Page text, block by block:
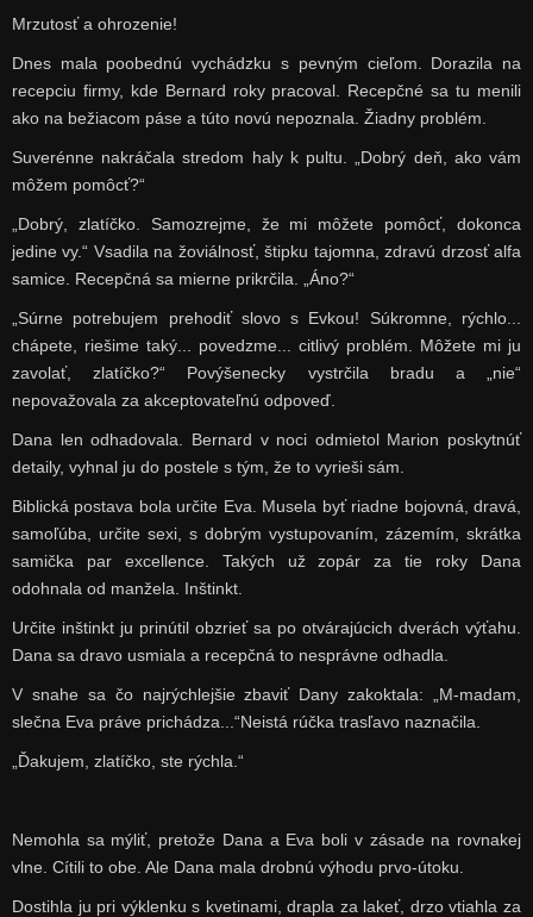
Mrzutosť a ohrozenie!
Dnes mala poobednú vychádzku s pevným cieľom. Dorazila na
recepciu firmy, kde Bernard roky pracoval. Recepčné sa tu menili
ako na bežiacom páse a túto novú nepoznala. Žiadny problém.
Suverénne nakráčala stredom haly k pultu. „Dobrý deň, ako vám
môžem pomôcť?“
„Dobrý, zlatíčko. Samozrejme, že mi môžete pomôcť, dokonca
jedine vy.“ Vsadila na žoviálnosť, štipku tajomna, zdravú drzosť alfa
samice. Recepčná sa mierne prikrčila. „Áno?“
„Súrne potrebujem prehodiť slovo s Evkou! Súkromne, rýchlo...
chápete, riešime taký... povedzme... citlivý problém. Môžete mi ju
zavolať, zlatíčko?“ Povýšenecky vystrčila bradu a „nie“
nepovažovala za akceptovateľnú odpoveď.
Dana len odhadovala. Bernard v noci odmietol Marion poskytnúť
detaily, vyhnal ju do postele s tým, že to vyrieši sám.
Biblická postava bola určite Eva. Musela byť riadne bojovná, dravá,
samoľúba, určite sexi, s dobrým vystupovaním, zázemím, skrátka
samička par excellence. Takých už zopár za tie roky Dana
odohnala od manžela. Inštinkt.
Určite inštinkt ju prinútil obzrieť sa po otvárajúcich dverách výťahu.
Dana sa dravo usmiala a recepčná to nesprávne odhadla.
V snahe sa čo najrýchlejšie zbaviť Dany zakoktala: „M-madam,
slečna Eva práve prichádza...“Neistá rúčka trasľavo naznačila.
„Ďakujem, zlatíčko, ste rýchla.“
Nemohla sa mýliť, pretože Dana a Eva boli v zásade na rovnakej
vlne. Cítili to obe. Ale Dana mala drobnú výhodu prvo-útoku.
Dostihla ju pri výklenku s kvetinami, drapla za lakeť, drzo vtiahla za